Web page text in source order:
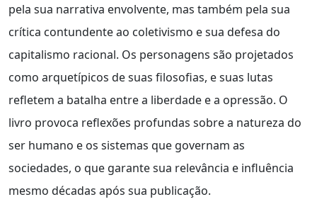
pela sua narrativa envolvente, mas também pela sua
crítica contundente ao coletivismo e sua defesa do
capitalismo racional. Os personagens são projetados
como arquetípicos de suas filosofias, e suas lutas
refletem a batalha entre a liberdade e a opressão. O
livro provoca reflexões profundas sobre a natureza do
ser humano e os sistemas que governam as
sociedades, o que garante sua relevância e influência
mesmo décadas após sua publicação.